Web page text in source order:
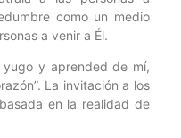
como un medio
a venir a Él.
yugo y aprended de mí,
La invitación a los
en la realidad de